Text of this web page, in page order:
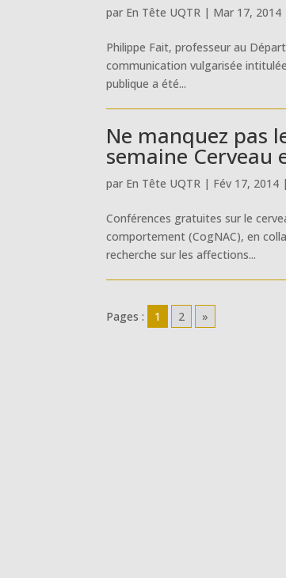
par En Tête UQTR | Mar 17, 2014
Philippe Fait, professeur au
communication vulgarisée
publique a été...
Ne manquez pas
semaine Cerveau
par En Tête UQTR | Fév 17, 2014 |
Conférences gratuites sur le
comportement (CogNAC), en
recherche sur les affections...
Pages : 1 2 »